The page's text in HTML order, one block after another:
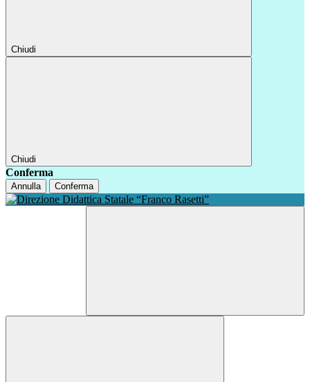
Chiudi
Chiudi
Conferma
Annulla Conferma